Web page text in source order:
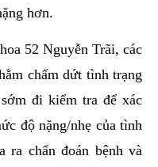
hơn.
52 Nguyễn Trãi, các
chấm dứt tình trạng
đi kiểm tra để xác
độ nặng/nhẹ của tình
ra chẩn đoán bệnh và